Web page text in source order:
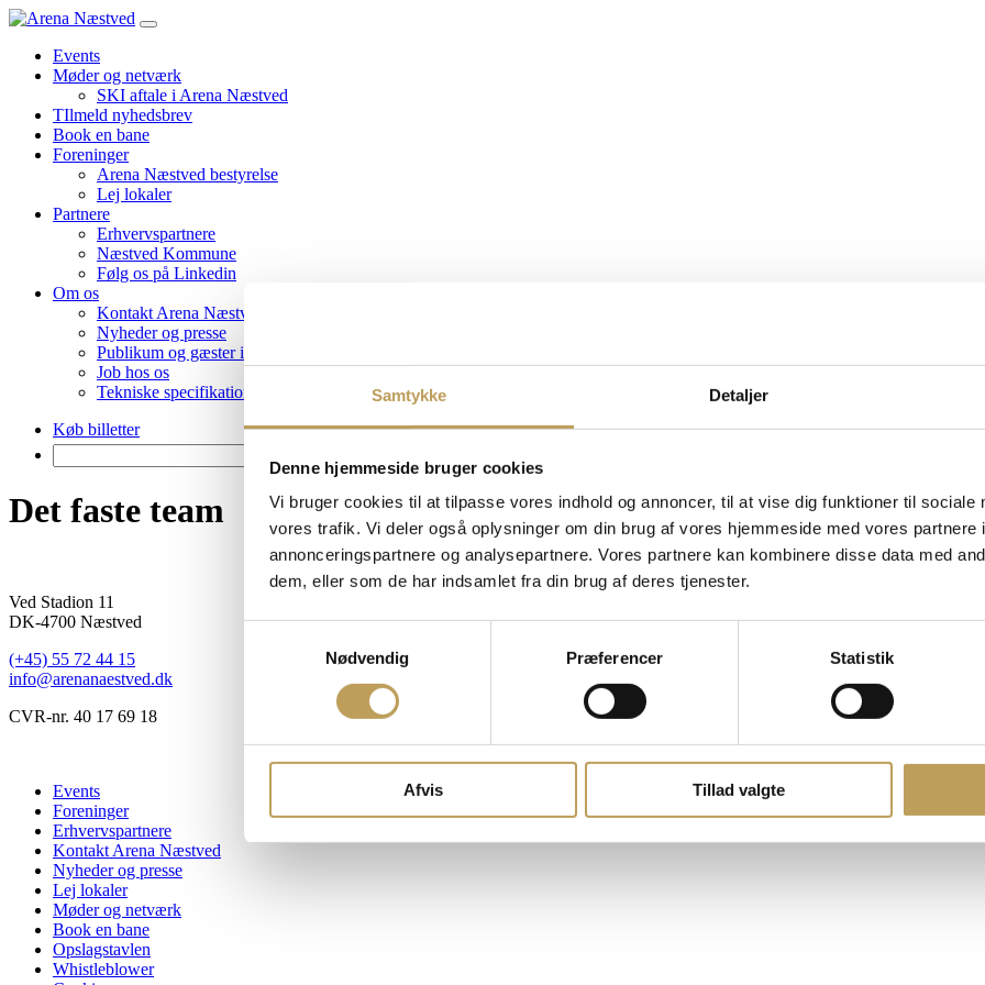
Samtykke Detaljer
Denne hjemmeside bruger cookies
Vi bruger cookies til at tilpasse vores indhold og annoncer, til at vise dig funktioner til sociale
vores trafik. Vi deler også oplysninger om din brug af vores hjemmeside med vores partnere
annonceringspartnere og analysepartnere. Vores partnere kan kombinere disse data med
dem, eller som de har indsamlet fra din brug af deres tjenester.
Nødvendig
Præferencer Statistik
Afvis Tillad valgte
Events
Møder og netværk
SKI aftale i Arena Næstved
TIlmeld nyhedsbrev
Book en bane
Foreninger
Arena Næstved bestyrelse
Lej lokaler
Partnere
Erhvervspartnere
Næstved Kommune
Følg os på Linkedin
Om os
Kontakt Arena Næstved
Nyheder og presse
Publikum og gæster i Arena Næstved
Job hos os
Tekniske specifikationer
Køb billetter
Søg
efter:
Det faste team
Ved Stadion 11
DK-4700 Næstved
(+45) 55 72 44 15
info@arenanaestved.dk
CVR-nr. 40 17 69 18
Events
Foreninger
Erhvervspartnere
Kontakt Arena Næstved
Nyheder og presse
Lej lokaler
Møder og netværk
Book en bane
Opslagstavlen
Whistleblower